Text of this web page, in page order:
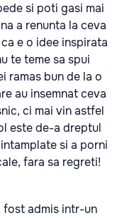
si poti gasi mai
a renunta la ceva
e o idee inspirata
te teme sa spui
ramas bun de la o
au insemnat ceva
ci mai vin astfel
este de-a dreptul
si a porni
fara sa regreti!
fost admis intr-un